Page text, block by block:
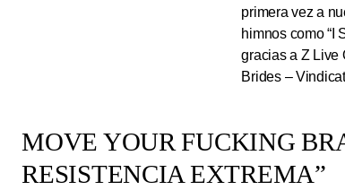
primera vez a
himnos como “I
gracias a Z Live
Brides –
MOVE YOUR FUCKING
RESISTENCIA EXTREMA”